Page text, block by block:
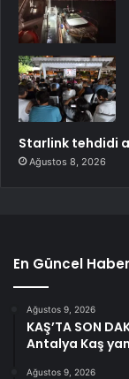
Starlink tehdidi
Ağustos 8, 2026
En Güncel
Ağustos 9, 2026
KAŞ’TA SON
Antalya Kaş
Ağustos 9, 2026